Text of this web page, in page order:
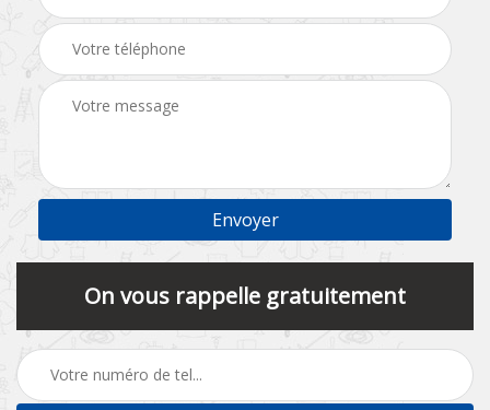
On vous rappelle gratuitement